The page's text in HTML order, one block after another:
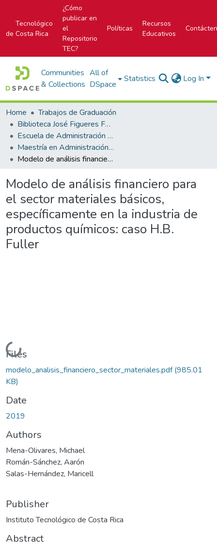
Tecnológico
de Costa Rica
¿Cómo
publicar en
el
Repositorio
TEC?
Políticas
Recursos
Educativos
Communities
& Collections
All of
DSpace
Statistics Log In
Home
Trabajos de Graduación
Biblioteca José Figueres Ferrer
Escuela de Administración de Empresas
Maestría en Administración de Empresas
Modelo de análisis financiero para el sector materiales básicos, específicamente en la industria de productos químicos: caso H.B. Fuller
Modelo de análisis financiero para
el sector materiales básicos,
específicamente en la industria de
productos químicos: caso H.B.
Fuller
Loading...
Files
modelo_analisis_financiero_sector_materiales.pdf(985.01
KB)
Date
2019
Authors
Mena-Olivares, Michael
Román-Sánchez, Aarón
Salas-Hernández, Maricell
Publisher
Instituto Tecnológico de Costa Rica
Abstract